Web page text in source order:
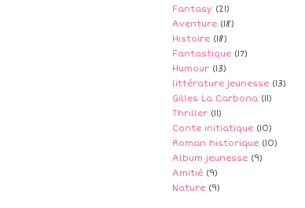
Fantasy (21)
Aventure (18)
Histoire (18)
Fantastique (17)
Humour (13)
littérature jeunesse (13)
Gilles La Carbona (11)
Thriller (11)
Conte initiatique (10)
Roman historique (10)
Album jeunesse (9)
Amitié (9)
Nature (9)